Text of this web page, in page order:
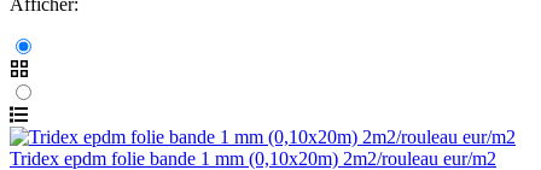
Tridex epdm folie bande 1 mm (0,10x20m) 2m2/rouleau eur/m2